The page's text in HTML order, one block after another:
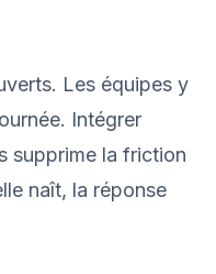
Les équipes y
Intégrer
supprime la friction
naît, la réponse